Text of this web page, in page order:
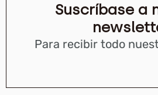
Suscríbase a
Para recibir todo